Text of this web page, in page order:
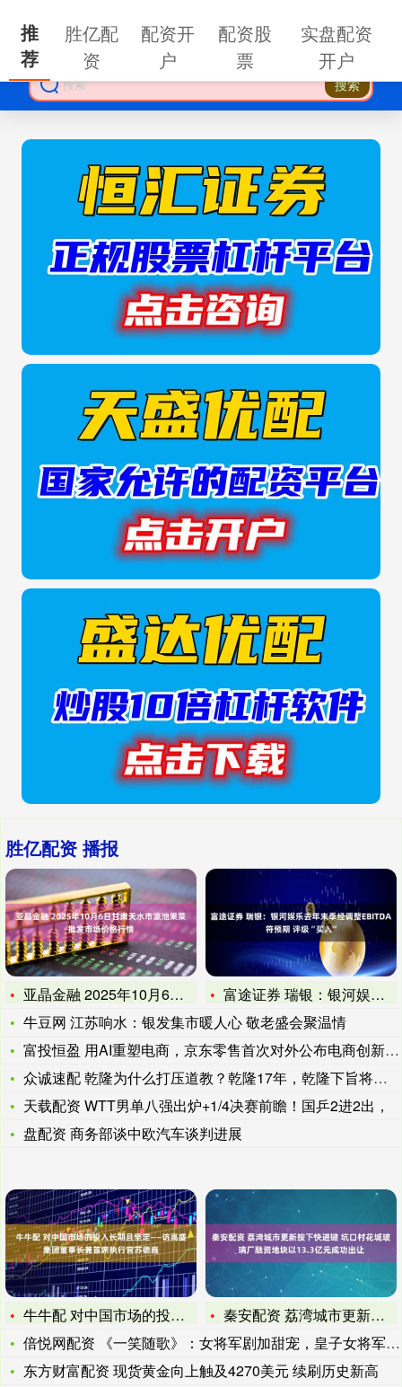
搜索
胜亿配资 播报
亚晶金融 2025年10月6日甘肃天水市瀛池果菜批发市场价格
富途证券 瑞银：银河娱乐去年末季经调整EBITDA符预期 评
牛豆网 江苏响水：银发集市暖人心 敬老盛会聚温情
富投恒盈 用AI重塑电商，京东零售首次对外公布电商创新AI架
众诚速配 乾隆为什么打压道教？乾隆17年，乾隆下旨将龙虎山张
天载配资 WTT男单八强出炉+1/4决赛前瞻！国乒2进2出，
盘配资 商务部谈中欧汽车谈判进展
牛牛配 对中国市场的投入长期且坚定——访高盛集团董事长兼首席
秦安配资 荔湾城市更新按下快进键 坑口村花城玻璃厂融资地块以
倍悦网配资 《一笑随歌》：女将军剧加甜宠，皇子女将军从相互利
东方财富配资 现货黄金向上触及4270美元 续刷历史新高
推
荐
胜亿配
资
配资开
户
配资股
票
实盘配资
开户